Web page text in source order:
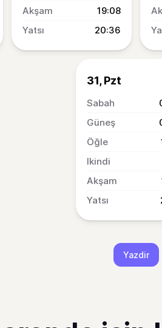
19:08
20:36
31, Pzt
Yazdir